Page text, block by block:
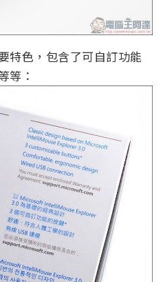
特色，包含了可自訂功能
等：